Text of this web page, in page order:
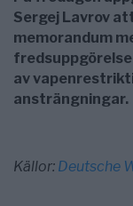
Sergej Lavrov
memorandum
av
ansträngningar.
Källor: Deutsche